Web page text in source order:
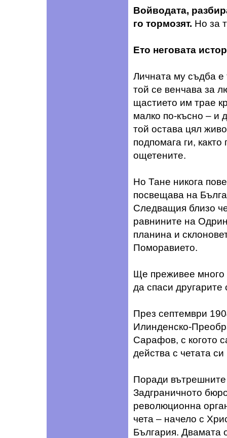
Войводата,
го тормозят. Но за
Ето неговата
Личната му съдба
той се венчава за
щастието им трае
малко по-късно – и
той остава цял
подпомага ги,
ощетените.
Но Тане никога
посвещава на
Следващия близо
равнините на
планина и
Поморавието.
Ще преживее много
да спаси
През септември
Илинденско-
Сарафов, с когото
действа с четата
Поради
Задграничното
революционна
чета – начело с
България. Двамата